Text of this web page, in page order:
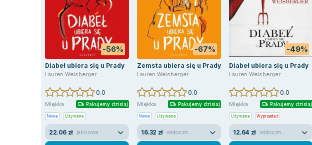
-56%
Diabeł ubiera się u Prady
Lauren Weisberger
0.0
Miękka Pakujemy dzisiaj
Nowa Używana
22.06 zł jak nowa
-67%
Zemsta ubiera się u Prady
Lauren Weisberger
0.0
Miękka Pakujemy dzisiaj
Nowa Używana
16.32 zł widoczne ślady używania
-49%
Diabeł ubiera się u Prady
Lauren Weisberger
0.0
Miękka Pakujemy dzisiaj
Używana Wyprzedaż
12.64 zł widoczne ślady używania